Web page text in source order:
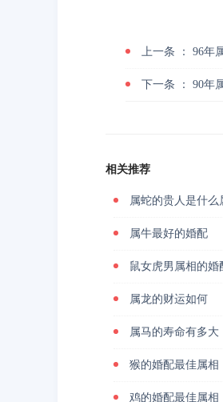
上一条 ： 96年
下一条 ： 90年
相关推荐
属蛇的贵人是什么
属牛最好的婚配
鼠女虎男属相的婚
属龙的财运如何
属马的寿命有多大
猴的婚配最佳属相
鸡的婚配最佳属相